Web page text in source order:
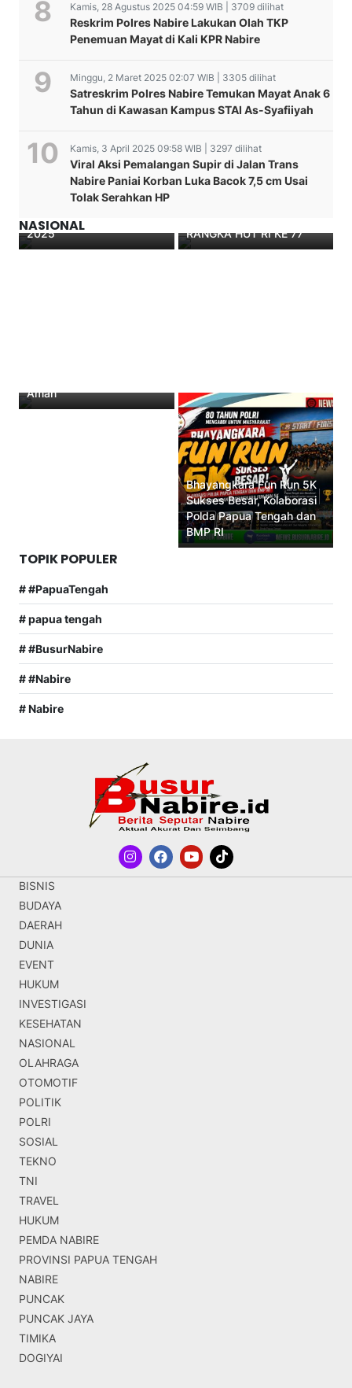
Kamis, 28 Agustus 2025 04:59 WIB | 3709 dilihat
Reskrim Polres Nabire Lakukan Olah TKP
Penemuan Mayat di Kali KPR Nabire
Minggu, 2 Maret 2025 02:07 WIB | 3305 dilihat
Satreskrim Polres Nabire Temukan Mayat Anak 6
Tahun di Kawasan Kampus STAI As-Syafiiyah
Kamis, 3 April 2025 09:58 WIB | 3297 dilihat
Viral Aksi Pemalangan Supir di Jalan Trans
Nabire Paniai Korban Luka Bacok 7,5 cm Usai
Tolak Serahkan HP
NASIONAL
Polantas Menyapa Para
Tukang Ojek, Satlantas
Nabire Intensifkan Edukasi
2025
KAPOLRES DOGIYAI
RANGKA HUT RI KE 77
Aman
Bhayangkara Fun Run 5K
Sukses Besar, Kolaborasi
Polda Papua Tengah dan
BMP RI
TOPIK POPULER
# #PapuaTengah
# papua tengah
# #BusurNabire
# #Nabire
# Nabire
BISNIS
BUDAYA
DAERAH
DUNIA
EVENT
HUKUM
INVESTIGASI
KESEHATAN
NASIONAL
OLAHRAGA
OTOMOTIF
POLITIK
POLRI
SOSIAL
TEKNO
TNI
TRAVEL
HUKUM
PEMDA NABIRE
PROVINSI PAPUA TENGAH
NABIRE
PUNCAK
PUNCAK JAYA
TIMIKA
DOGIYAI